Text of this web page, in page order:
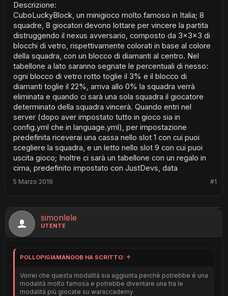
Descrizione:
CuboLuckyBlock, un minigioco molto famoso in Italia; 8
squadre, 8 giocatori devono lottare per vincere la partita
distruggendo il nexus avversario, composto da 3x3x3 di
blocchi di vetro, rispettivamente colorati in base al colore
della squadra, con un blocco di diamanti al centro. Nel
tabellone a lato saranno segnate le percentuali di nesso:
ogni blocco di vetro rotto toglie il 3% e il blocco di
diamanti toglie il 22%, arriva allo 0% la squadra verrà
eliminata e quando ci sarà una sola squadra il giocatore
determinato della squadra vincerà. Quando entri nel
server (dopo aver impostato tutto in gioco sia in
config.yml che in language.yml), per impostazione
predefinita riceverai una cassa nello slot 1 con cui puoi
scegliere la squadra, e un letto nello slot 9 con cui puoi
uscita gioco; Inoltre ci sarà un tabellone con un regalo in
cima, predefinito impostato con JustDevs, data
#1
5 Marzo 2019
simonlele
UTENTE
POLLOPIGIAMANOOB HA SCRITTO: ↑
Vorrei che questa modalità sia aggiunta perchè potrebbe é una
modalità molto famosa e potrebbe diventare una tra le
modalità più giocate su waraccademy